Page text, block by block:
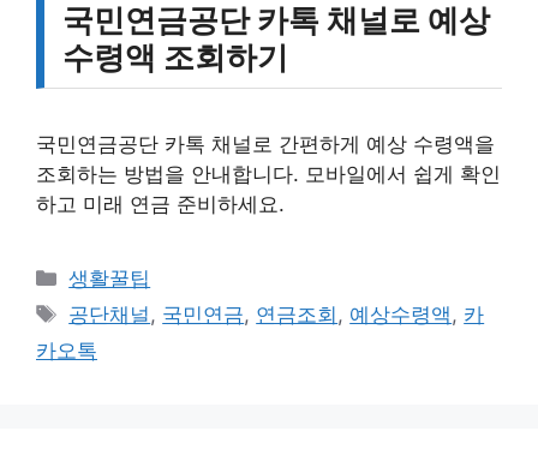
국민연금공단 카톡 채널로 예상
수령액 조회하기
국민연금공단 카톡 채널로 간편하게 예상 수령액을
조회하는 방법을 안내합니다. 모바일에서 쉽게 확인
하고 미래 연금 준비하세요.
카
테
리
생활꿀팁
태
그
공단채널, 국민연금, 연금조회 , 예상수령액, 카
카오톡